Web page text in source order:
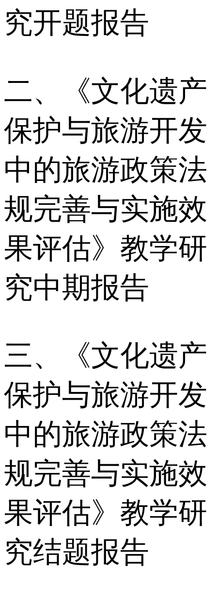
究开题报告
二、《文化遗产
保护与旅游开发
中的旅游政策法
规完善与实施效
果评估》教学研
究中期报告
三、《文化遗产
保护与旅游开发
中的旅游政策法
规完善与实施效
果评估》教学研
究结题报告